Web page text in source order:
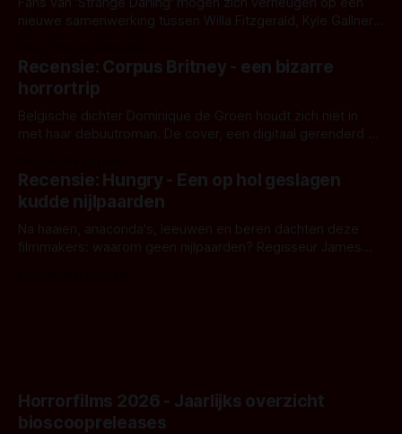
nieuwe samenwerking tussen Willa Fitzgerald, Kyle Gallner
'Skeletons', een nieuwe creature feature waarvoor de
opnames zijn gestart in Australië.
Recensie: Corpus Britney - een bizarre
horrortrip
Belgische dichter Dominique de Groen houdt zich niet in
met haar debuutroman. De cover, een digitaal gerenderd en
achtergrond, belooft iets kleurrijks maar onheilspellends,
iets ongrijpbaars. En dat maakt De Groen met ieder woord
waar.
Recensie: Hungry - Een op hol geslagen
kudde nijlpaarden
Na haaien, anaconda's, leeuwen en beren dachten deze
filmmakers: waarom geen nijlpaarden? Regisseur James
Horrorfilms 2026 - Jaarlijks overzicht
bioscoopreleases